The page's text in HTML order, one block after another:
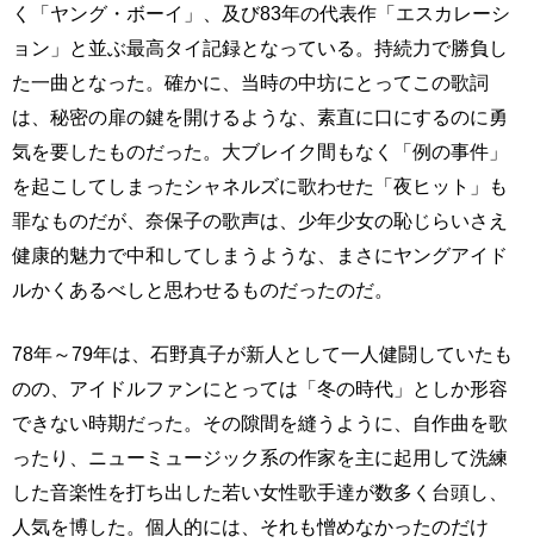
く「ヤング・ボーイ」、及び83年の代表作「エスカレーシ
ョン」と並ぶ最高タイ記録となっている。持続力で勝負し
た一曲となった。確かに、当時の中坊にとってこの歌詞
は、秘密の扉の鍵を開けるような、素直に口にするのに勇
気を要したものだった。大ブレイク間もなく「例の事件」
を起こしてしまったシャネルズに歌わせた「夜ヒット」も
罪なものだが、奈保子の歌声は、少年少女の恥じらいさえ
健康的魅力で中和してしまうような、まさにヤングアイド
ルかくあるべしと思わせるものだったのだ。
78年～79年は、石野真子が新人として一人健闘していたも
のの、アイドルファンにとっては「冬の時代」としか形容
できない時期だった。その隙間を縫うように、自作曲を歌
ったり、ニューミュージック系の作家を主に起用して洗練
した音楽性を打ち出した若い女性歌手達が数多く台頭し、
人気を博した。個人的には、それも憎めなかったのだけ